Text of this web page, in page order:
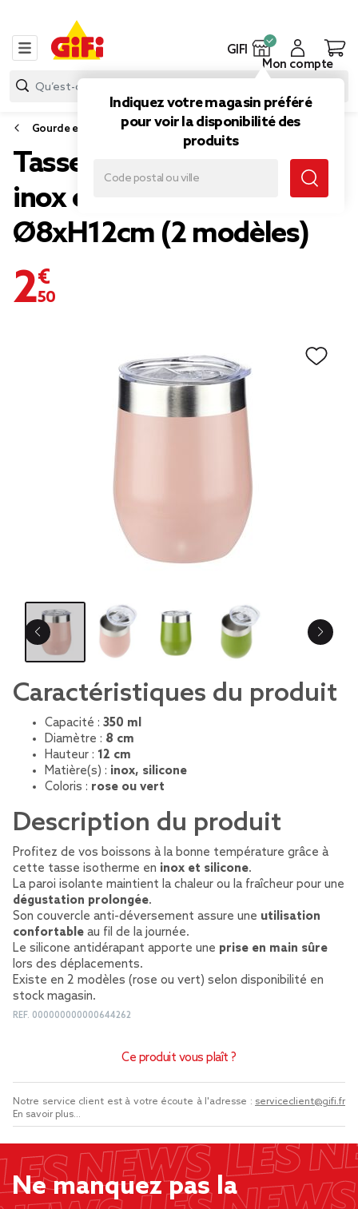
GIFI
Indiquez votre magasin préféré
pour voir la disponibilité des
produits
Mon compte
Gourde et bouteille isotherme
Tasse isotherme 350ml
inox et silicone
Ø8xH12cm (2 modèles)
2,50 €
Caractéristiques du produit
Capacité : 350 ml
Diamètre : 8 cm
Hauteur : 12 cm
Matière(s) : inox, silicone
Coloris : rose ou vert
Description du produit
Profitez de vos boissons à la bonne température grâce à
cette tasse isotherme en inox et silicone.
La paroi isolante maintient la chaleur ou la fraîcheur pour une
dégustation prolongée.
Son couvercle anti-déversement assure une utilisation
confortable au fil de la journée.
Le silicone antidérapant apporte une prise en main sûre
lors des déplacements.
Existe en 2 modèles (rose ou vert) selon disponibilité en
stock magasin.
REF. 000000000000644262
Ce produit vous plaît ?
Notre service client est à votre écoute à l'adresse : serviceclient@gifi.fr
En savoir plus...
Ne manquez pas la